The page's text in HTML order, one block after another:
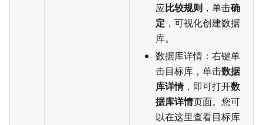
应比较规则 ，单击确
定 ，可视化创建数据
库。
数据库详情：右键单
击目标库，单击数据
库详情，即可打开数
据库详情页面。您可
以在这里查看目标库